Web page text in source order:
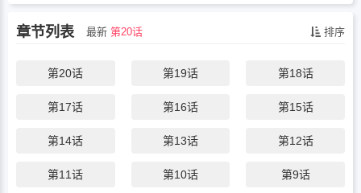
正宇抬起头，眼中再无平日的从容，“现
括爱你，包括娶你，包括让所有人知道，你
责他以为那夜是意外，却是他谋划半生的终
于得逞。
章节列表 最新 第20话 排序
第20话 第19话 第18话
第17话 第16话 第15话
第14话 第13话 第12话
第11话 第10话 第9话